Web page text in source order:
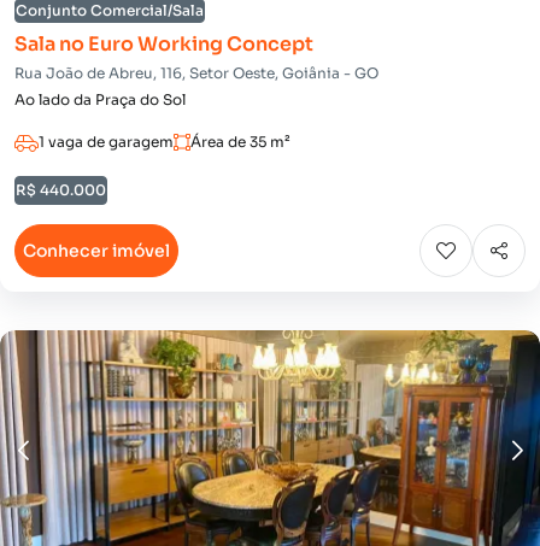
Conjunto Comercial/Sala
Sala no Euro Working Concept
Rua João de Abreu, 116, Setor Oeste, Goiânia - GO
Ao lado da Praça do Sol
1 vaga de garagem Área de 35 m²
R$ 440.000
Conhecer imóvel